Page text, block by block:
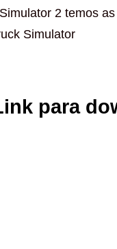
2 temos
Simulator
para